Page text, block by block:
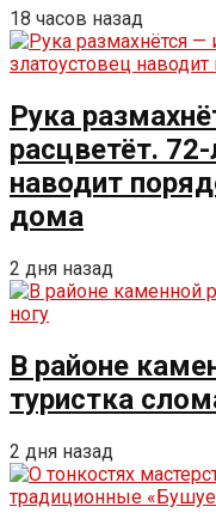
18 часов назад
Рука
расцветёт.
наводит
дома
2 дня назад
В районе
туристка
2 дня назад